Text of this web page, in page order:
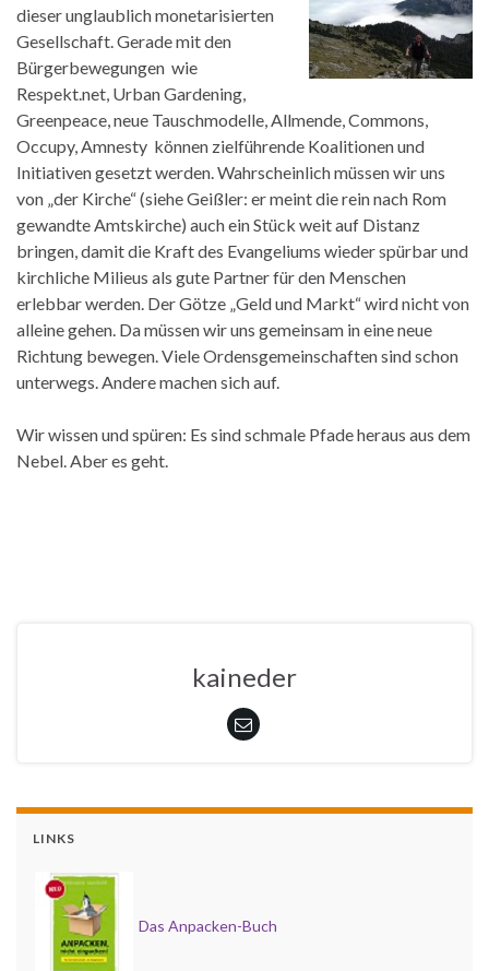
dieser unglaublich monetarisierten
Gesellschaft. Gerade mit den
Bürgerbewegungen wie
Respekt.net, Urban Gardening,
Greenpeace, neue Tauschmodelle, Allmende, Commons,
Occupy, Amnesty können zielführende Koalitionen und
Initiativen gesetzt werden. Wahrscheinlich müssen wir uns
von „der Kirche“ (siehe Geißler: er meint die rein nach Rom
gewandte Amtskirche) auch ein Stück weit auf Distanz
bringen, damit die Kraft des Evangeliums wieder spürbar und
kirchliche Milieus als gute Partner für den Menschen
erlebbar werden. Der Götze „Geld und Markt“ wird nicht von
alleine gehen. Da müssen wir uns gemeinsam in eine neue
Richtung bewegen. Viele Ordensgemeinschaften sind schon
unterwegs. Andere machen sich auf.
Wir wissen und spüren: Es sind schmale Pfade heraus aus dem
Nebel. Aber es geht.
kaineder
LINKS
Das Anpacken-Buch